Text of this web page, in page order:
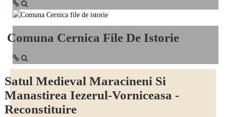
Comuna Cernica File De Istorie
Satul Medieval Maracineni Si
Manastirea Iezerul-Vorniceasa -
Reconstituire